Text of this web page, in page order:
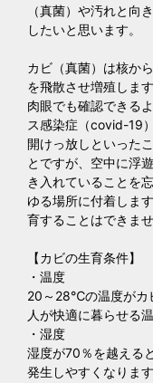
（真菌）や汚れと向
したいと思います。
カビ（真菌）は核か
を飛散させ増殖しま
肉眼でも確認できる
ス感染症（covid-19
開けっ放しといった
とですが、空中に浮
き入れていることを
ゆる場所に付着しま
育することはできませ
【カビの生育条件】
・温度
20～28℃の温度がカ
人が快適に暮らせる
・湿度
湿度が70％を越える
発生しやすくなります